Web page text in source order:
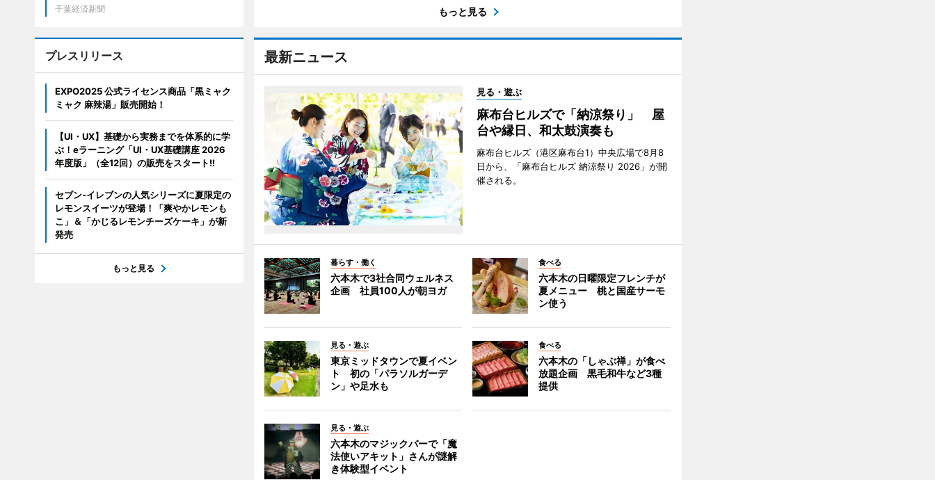
もっと見る
最新ニュース
見る・遊ぶ
麻布台ヒルズで「納涼祭り」 屋
台や縁日、和太鼓演奏も
麻布台ヒルズ（港区麻布台1）中央広場で8月8
日から、「麻布台ヒルズ 納涼祭り 2026」が開
催される。
暮らす・働く
六本木で3社合同ウェルネス
企画 社員100人が朝ヨガ
食べる
六本木の日曜限定フレンチが
夏メニュー 桃と国産サーモ
ン使う
見る・遊ぶ
東京ミッドタウンで夏イベン
ト 初の「パラソルガーデ
ン」や足水も
食べる
六本木の「しゃぶ禅」が食べ
放題企画 黒毛和牛など3種
提供
見る・遊ぶ
六本木のマジックバーで「魔
法使いアキット」さんが謎解
き体験型イベント
千葉経済新聞
プレスリリース
EXPO2025 公式ライセンス商品「黒ミャク
ミャク 麻辣湯」販売開始！
【UI・UX】基礎から実務までを体系的に学
ぶ！eラーニング「UI・UX基礎講座 2026
年度版」（全12回）の販売をスタート!!
セブン‐イレブンの人気シリーズに夏限定の
レモンスイーツが登場！「爽やかレモンも
こ」＆「かじるレモンチーズケーキ」が新
発売
もっと見る